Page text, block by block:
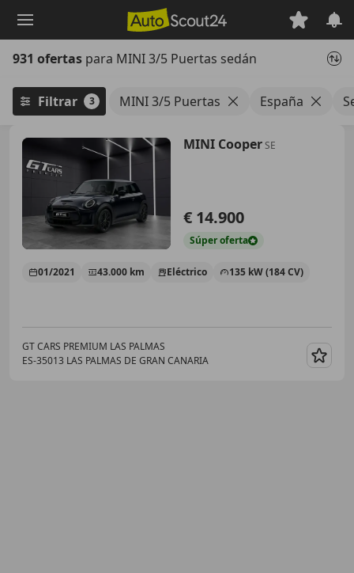
principal
931 ofertas para MINI 3/5 Puertas sedán
Filtrar 3 MINI 3/5 Puertas España
MINI CooperSE
€ 14.900
Súperoferta
01/2021 43.000 km Eléctrico 135 kW (184 CV)
GT CARS PREMIUM LAS PALMAS
ES-35013 LAS PALMAS DE GRAN CANARIA